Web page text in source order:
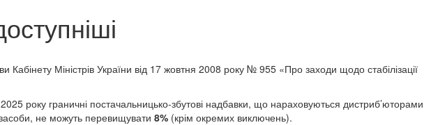
Кабінету Міністрів України від 17 жовтня 2008 року № 955 «Про заходи щодо стабілізації
року граничні постачальницько-збутові надбавки, що нараховуються дистриб’юторами
засоби, не можуть перевищувати 8% (крім окремих виключень).